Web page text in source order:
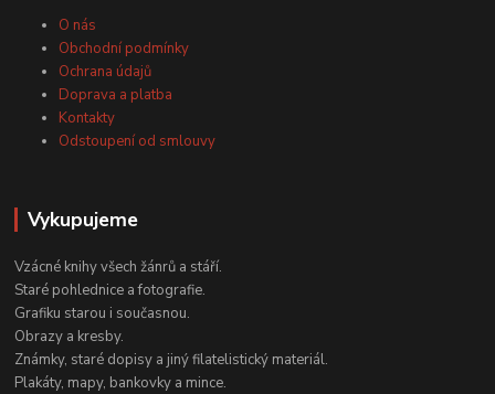
O nás
Obchodní podmínky
Ochrana údajů
Doprava a platba
Kontakty
Odstoupení od smlouvy
Vykupujeme
Vzácné knihy všech žánrů a stáří.
Staré pohlednice a fotografie.
Grafiku starou i současnou.
Obrazy a kresby.
Známky, staré dopisy a jiný filatelistický materiál.
Plakáty, mapy, bankovky a mince.